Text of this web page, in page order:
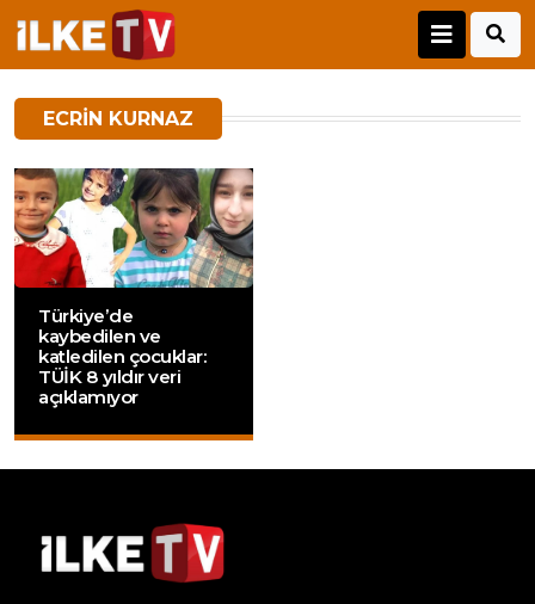
ECRIN KURNAZ
Türkiye’de
kaybedilen ve
katledilen çocuklar:
TÜİK 8 yıldır veri
açıklamıyor